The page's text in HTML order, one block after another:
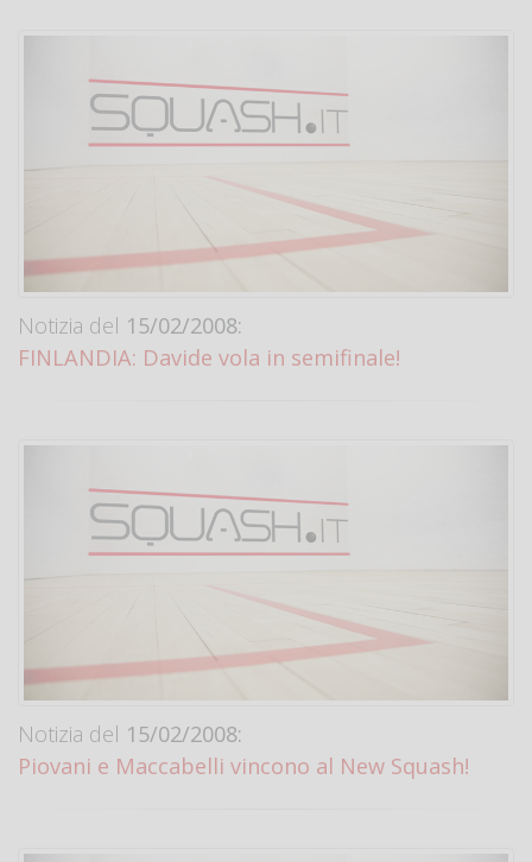
Notizia del 15/02/2008:
FINLANDIA: Davide vola in semifinale!
Notizia del 15/02/2008:
Piovani e Maccabelli vincono al New Squash!